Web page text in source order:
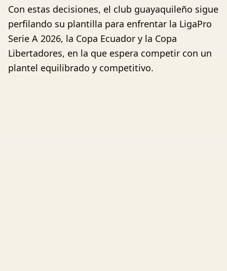
Con estas decisiones, el club guayaquileño sigue
perfilando su plantilla para enfrentar la LigaPro
Serie A 2026, la Copa Ecuador y la Copa
Libertadores, en la que espera competir con un
plantel equilibrado y competitivo.